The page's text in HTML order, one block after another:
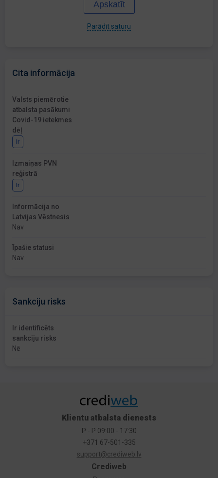
Apskatīt
Parādīt saturu
Cita informācija
Valsts piemērotie
atbalsta pasākumi
Covid-19 ietekmes
dēļ
Ir
Izmaiņas PVN
reģistrā
Ir
Informācija no
Latvijas Vēstnesis
Nav
Īpašie statusi
Nav
Sankciju risks
Ir identificēts
sankciju risks
Nē
Crediweb
Klientu atbalsta dienests
P - P 09:00 - 17:30
+371 67-501-335
support@crediweb.lv